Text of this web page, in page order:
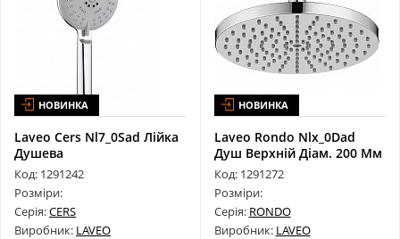
НОВИНКА
Laveo Cers Nl7_0Sad Лійка
Душева
Код: 1291242
Розміри:
Серія:CERS
Виробник: LAVEO
НОВИНКА
Laveo Rondo Nlx_0Dad
Душ Верхній Діам. 200 Мм
Код: 1291272
Розміри:
Серія: RONDO
Виробник: LAVEO